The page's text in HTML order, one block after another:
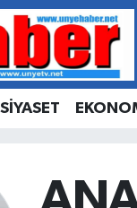
SİYASET